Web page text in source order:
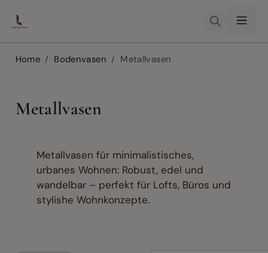
Home / Bodenvasen / Metallvasen
Metallvasen
Metallvasen für minimalistisches,
urbanes Wohnen: Robust, edel und
wandelbar – perfekt für Lofts, Büros und
stylishe Wohnkonzepte.